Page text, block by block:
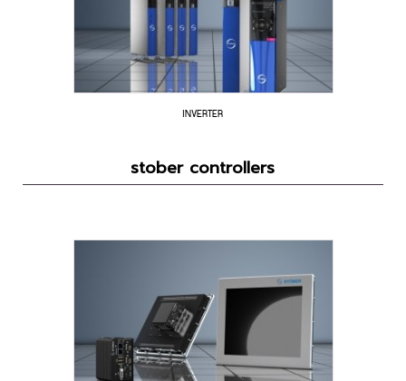
INVERTER
stober controllers